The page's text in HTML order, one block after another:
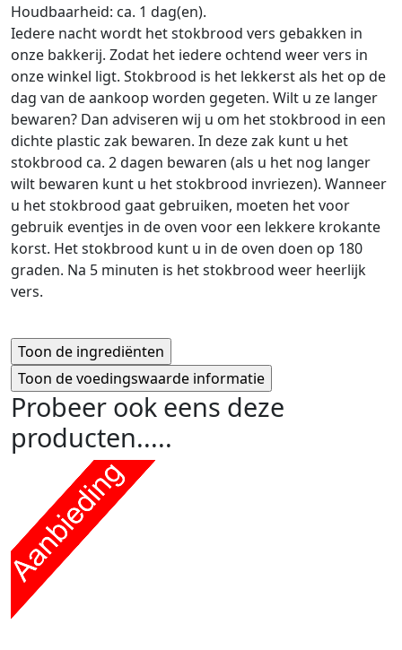
Houdbaarheid: ca. 1 dag(en).
Iedere nacht wordt het stokbrood vers gebakken in
onze bakkerij. Zodat het iedere ochtend weer vers in
onze winkel ligt. Stokbrood is het lekkerst als het op de
dag van de aankoop worden gegeten. Wilt u ze langer
bewaren? Dan adviseren wij u om het stokbrood in een
dichte plastic zak bewaren. In deze zak kunt u het
stokbrood ca. 2 dagen bewaren (als u het nog langer
wilt bewaren kunt u het stokbrood invriezen). Wanneer
u het stokbrood gaat gebruiken, moeten het voor
gebruik eventjes in de oven voor een lekkere krokante
korst. Het stokbrood kunt u in de oven doen op 180
graden. Na 5 minuten is het stokbrood weer heerlijk
vers.
Probeer ook eens deze
producten.....